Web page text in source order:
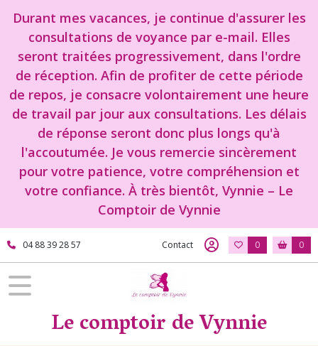
Durant mes vacances, je continue d'assurer les
consultations de voyance par e-mail. Elles
seront traitées progressivement, dans l'ordre
de réception. Afin de profiter de cette période
de repos, je consacre volontairement une heure
de travail par jour aux consultations. Les délais
de réponse seront donc plus longs qu'à
l'accoutumée. Je vous remercie sincèrement
pour votre patience, votre compréhension et
votre confiance. À très bientôt, Vynnie – Le
Comptoir de Vynnie
04 88 39 28 57 Contact 0 0
Le comptoir de Vynnie